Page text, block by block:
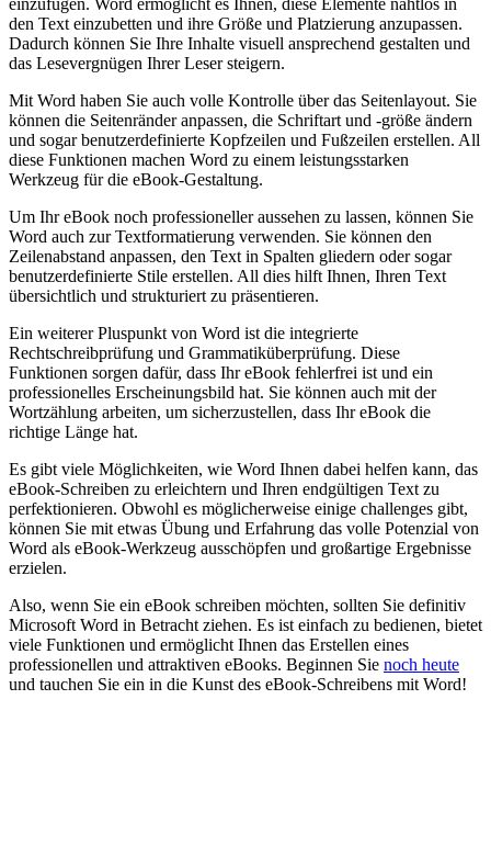
den Text einzubetten und‍ ihre Größe ⁤und Platzierung anzupassen.
Dadurch können Sie Ihre Inhalte visuell ansprechend gestalten und
das Lesevergnügen Ihrer Leser steigern.
Mit Word‌ haben Sie auch volle Kontrolle über das Seitenlayout. Sie
können die Seitenränder anpassen, die Schriftart ‌und -größe ändern
und sogar benutzerdefinierte Kopfzeilen und Fußzeilen erstellen. All
diese Funktionen machen Word zu einem leistungsstarken
Werkzeug für die eBook-Gestaltung.
Um Ihr ‍eBook noch professioneller aussehen zu lassen, können Sie
Word auch​ zur Textformatierung verwenden. ‌Sie können den
Zeilenabstand anpassen, den Text in Spalten gliedern oder sogar
⁣benutzerdefinierte Stile erstellen. All dies hilft Ihnen, Ihren ⁢Text
übersichtlich und strukturiert zu präsentieren.
Ein weiterer Pluspunkt‍ von Word ist die integrierte
Rechtschreibprüfung ‍und ⁢Grammatiküberprüfung. Diese
Funktionen sorgen dafür, dass Ihr eBook fehlerfrei ist und ⁢ein
professionelles Erscheinungsbild hat. Sie können auch mit der
Wortzählung arbeiten, um sicherzustellen, dass Ihr⁢ eBook die
⁣richtige Länge hat.
Es gibt viele Möglichkeiten, wie Word Ihnen dabei helfen kann, das
eBook-Schreiben zu erleichtern und⁣ Ihren endgültigen‍ Text zu
⁤perfektionieren. Obwohl es möglicherweise einige challenges gibt,
können Sie mit etwas Übung und Erfahrung das volle Potenzial von
Word als eBook-Werkzeug ausschöpfen und großartige Ergebnisse
erzielen.
Also, wenn Sie ein eBook schreiben möchten,⁣ sollten Sie definitiv
Microsoft Word in Betracht ziehen. Es ist einfach zu bedienen, bietet
viele Funktionen und ​ermöglicht Ihnen das Erstellen eines
professionellen und attraktiven⁣ eBooks. Beginnen Sie‌ noch heute
und tauchen Sie ein in die Kunst des eBook-Schreibens mit Word!